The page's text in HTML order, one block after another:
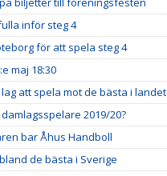
inför steg 4
för att spela steg 4
maj 18:30
att spela mot de bästa i landet
2019/20?
bar Åhus Handboll
de bästa i Sverige